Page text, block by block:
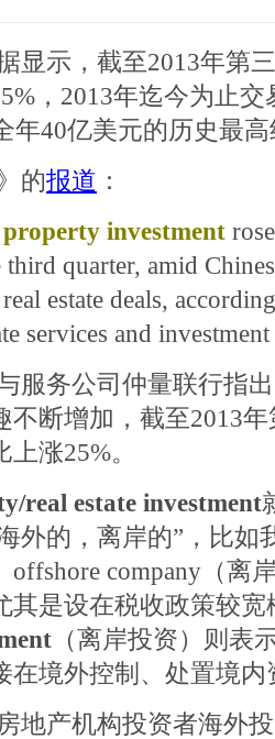
显示，截至2013年第
，2013年迄今为止
年40亿美元的历史最
的报道 ：
investment
third quarter, amid
estate deals,
services and
服务公司仲量联行指
不断增加，截至2013
涨25%。
real estate investment
外的，离岸的”，比如
offshore company（离
其是设在税收政策较
（离岸投资）则表
在境外控制、处置境内
地产机构投资者海外